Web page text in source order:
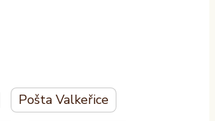
Pošta Valkeřice